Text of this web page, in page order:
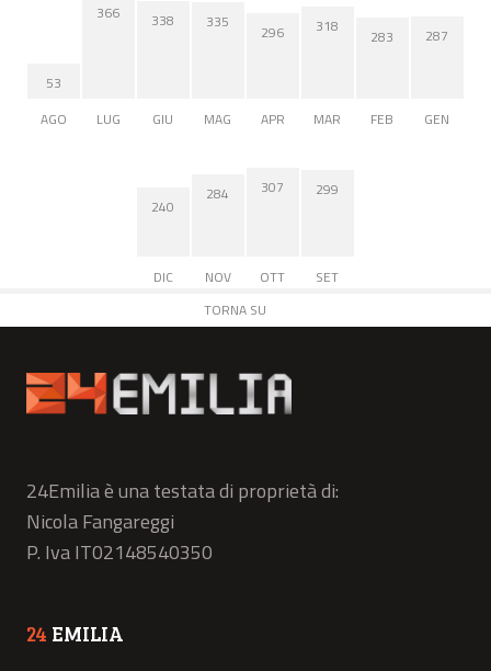
53
AGO
366
LUG
338
GIU
335
MAG
296
APR
318
MAR
283
FEB
287
GEN
240
DIC
284
NOV
307
OTT
299
SET
TORNA SU
24Emilia è una testata di proprietà di:
Nicola Fangareggi
P. Iva IT02148540350
24 EMILIA